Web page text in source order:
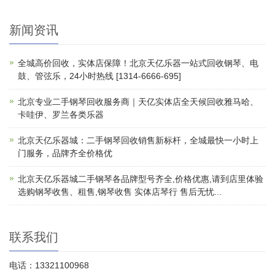
新闻资讯
全城高价回收，实体店保障！北京天亿乐器一站式回收钢琴、电
鼓、管弦乐，24小时热线 [1314-6666-695]
北京专业二手钢琴回收服务商｜天亿实体店全天候回收雅马哈、
卡哇伊、罗兰各类乐器
北京天亿乐器城：二手钢琴回收销售新标杆，全城最快一小时上
门服务，品牌齐全价格优
北京天亿乐器城二手钢琴各品牌型号齐全,价格优惠,请到店里体验
选购钢琴收售、租售,钢琴收售 实体店琴行 售后无忧...
联系我们
电话：13321100968